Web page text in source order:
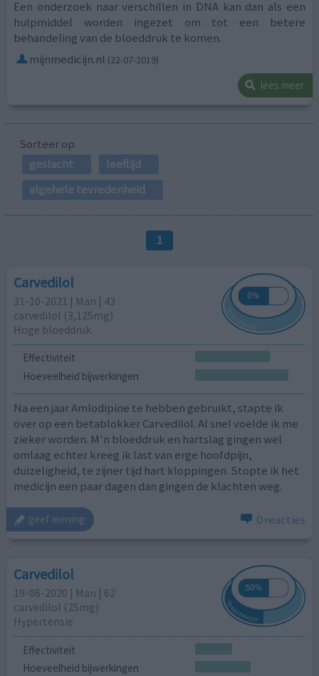
Een onderzoek naar verschillen in DNA kan dan als een
hulpmiddel worden ingezet om tot een betere
behandeling van de bloeddruk te komen.
mijnmedicijn.nl (22-07-2019)
lees meer
Sorteer op
geslacht
leeftijd
algehele tevredenheid
1
Carvedilol
31-10-2021 | Man | 43
carvedilol (3,125mg)
Hoge bloeddruk
Effectiviteit
Hoeveelheid bijwerkingen
Na een jaar Amlodipine te hebben gebruikt, stapte ik
over op een betablokker Carvedilol. Al snel voelde ik me
zieker worden. M'n bloeddruk en hartslag gingen wel
omlaag echter kreeg ik last van erge hoofdpijn,
duizeligheid, te zijner tijd hart kloppingen. Stopte ik het
medicijn een paar dagen dan gingen de klachten weg.
geef mening 0 reacties
Carvedilol
19-06-2020 | Man | 62
carvedilol (25mg)
Hypertensie
Effectiviteit
Hoeveelheid bijwerkingen